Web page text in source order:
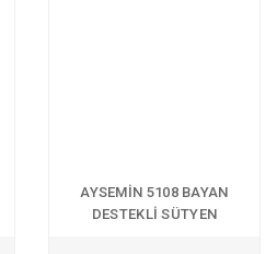
AYSEMİN 5108 BAYAN
DESTEKLİ SÜTYEN